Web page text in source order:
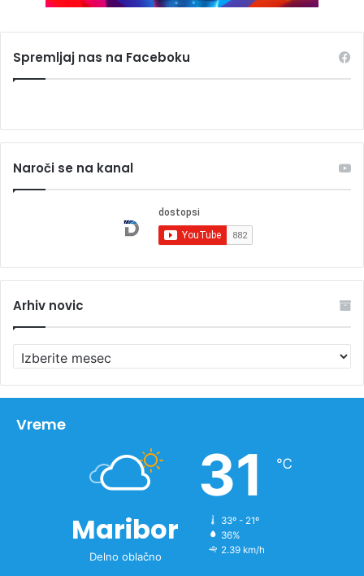
Spremljaj nas na Faceboku
Naroči se na kanal
Arhiv novic
r
h
vVreme
Maribor
Delno oblačno
31 ℃
33º - 21º
36%
2.39 km/h